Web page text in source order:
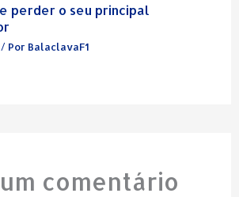
perder o seu principal
/ Por BalaclavaF1
comentário